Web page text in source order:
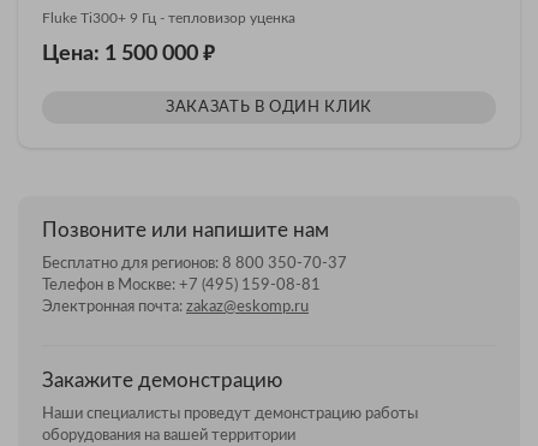
Fluke Ti300+ 9 Гц - тепловизор уценка
Цена: 1 500 000 ₽
ЗАКАЗАТЬ В ОДИН КЛИК
Позвоните или напишите нам
Бесплатно для регионов: 8 800 350-70-37
Телефон в Москве: +7 (495) 159-08-81
Электронная почта: zakaz@eskomp.ru
Закажите демонстрацию
Наши специалисты проведут демонстрацию работы
оборудования на вашей территории